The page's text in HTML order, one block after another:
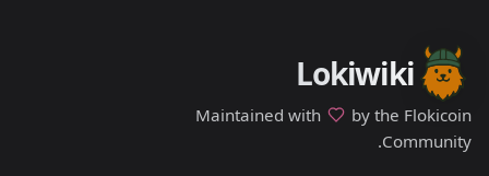
Lokiwiki
Maintained with
by the Flokicoin
Community.